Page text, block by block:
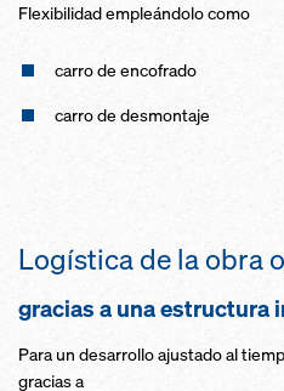
Flexibilidad empleándolo como
carro de encofrado
carro de desmontaje
Logística de la obra
gracias a una estructura
Para un desarrollo ajustado al
gracias a